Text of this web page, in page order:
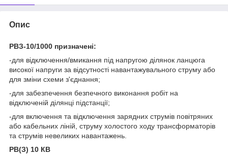
Опис
РВЗ-10/1000 призначені:
-для відключення/вмикання під напругою ділянок ланцюга
високої напруги за відсутності навантажувального струму або
для зміни схеми з'єднання;
-для забезпечення безпечного виконання робіт на
відключеній ділянці підстанції;
-для включення та відключення зарядних струмів повітряних
або кабельних ліній, струму холостого ходу трансформаторів
та струмів невеликих навантажень.
РВ(З) 10 КВ